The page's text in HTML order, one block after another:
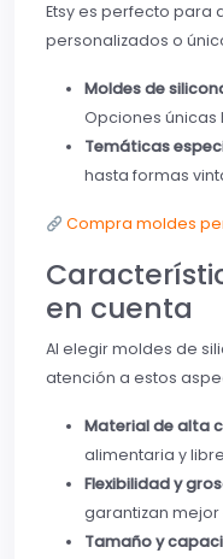
Etsy es perfecto para
personalizados o
Moldes de
Opciones únicas
Temáticas
hasta formas
Compra moldes
en cuenta
Al elegir moldes de
atención a estos
Material de alta
alimentaria y libre
Flexibilidad y
garantizan
Tamaño y